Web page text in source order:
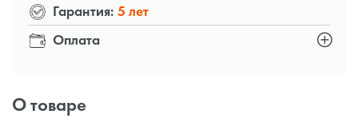
Оплата
Гарантия: 5 лет
О товаре